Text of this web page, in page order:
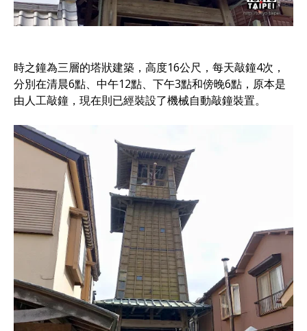
時之鐘為三層的塔狀建築，高度16公尺，每天敲鐘4次，
分別在清晨6點、中午12點、下午3點和傍晚6點，原本是
由人工敲鐘，現在則已經裝設了機械自動敲鐘裝置。